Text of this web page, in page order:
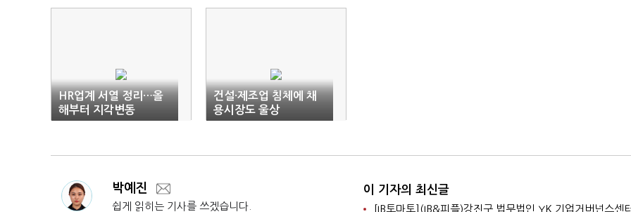
HR업계 서열 정리…올
해부터 지각변동
건설·제조업 침체에 채
용시장도 울상
박예진
쉽게 읽히는 기사를 쓰겠습니다.
이 기자의 최신글